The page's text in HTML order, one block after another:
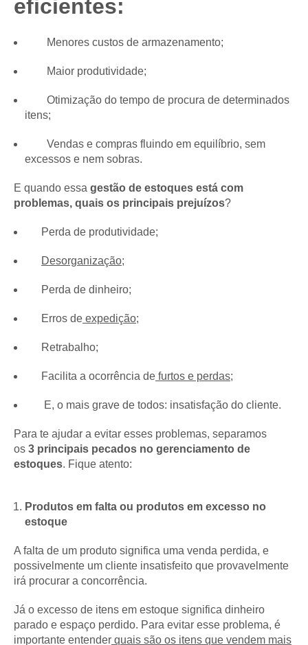
eficientes:
Menores custos de armazenamento;
Maior produtividade;
Otimização do tempo de procura de determinados
itens;
Vendas e compras fluindo em equilíbrio, sem
excessos e nem sobras.
E quando essa gestão de estoques está com
problemas, quais os principais prejuízos?
Perda de produtividade;
Desorganização;
Perda de dinheiro;
Erros de expedição;
Retrabalho;
Facilita a ocorrência de furtos e perdas;
E, o mais grave de todos: insatisfação do cliente.
Para te ajudar a evitar esses problemas, separamos
os 3 principais pecados no gerenciamento de
estoques. Fique atento:
Produtos em falta ou produtos em excesso no
estoque
A falta de um produto significa uma venda perdida, e
possivelmente um cliente insatisfeito que provavelmente
irá procurar a concorrência.
Já o excesso de itens em estoque significa dinheiro
parado e espaço perdido. Para evitar esse problema, é
importante entender quais são os itens que vendem mais